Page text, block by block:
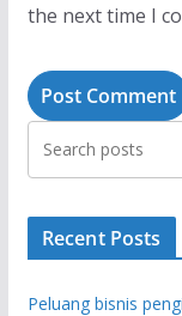
the next time I
Recent Posts
Peluang bisnis